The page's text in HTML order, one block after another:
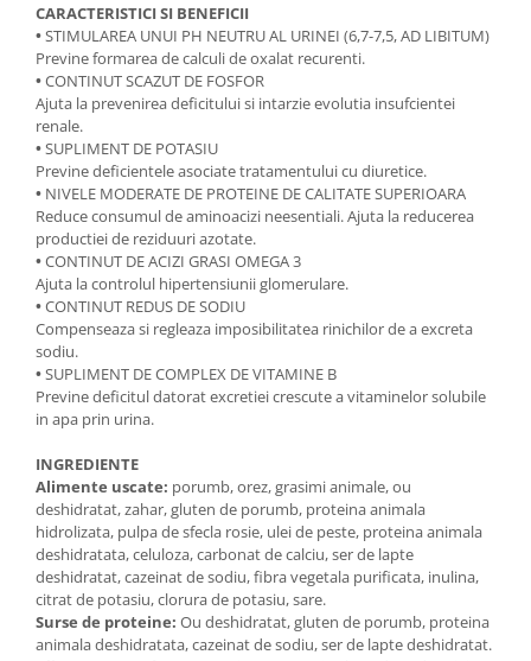
CARACTERISTICI SI BENEFICII
•STIMULAREA UNUI PH NEUTRU AL URINEI (6,7-7,5, AD LIBITUM)
Previne formarea de calculi de oxalat recurenti.
•CONTINUT SCAZUT DE FOSFOR
Ajuta la prevenirea deficitului si intarzie evolutia insufcientei
renale.
•SUPLIMENT DE POTASIU
Previne deficientele asociate tratamentului cu diuretice.
• NIVELE MODERATE DE PROTEINE DE CALITATE SUPERIOARA
Reduce consumul de aminoacizi neesentiali. Ajuta la reducerea
productiei de reziduuri azotate.
•CONTINUT DE ACIZI GRASI OMEGA 3
Ajuta la controlul hipertensiunii glomerulare.
•CONTINUT REDUS DE SODIU
Compenseaza si regleaza imposibilitatea rinichilor de a excreta
sodiu.
•SUPLIMENT DE COMPLEX DE VITAMINE B
Previne deficitul datorat excretiei crescute a vitaminelor solubile
in apa prin urina.
INGREDIENTE
Alimente uscate: porumb, orez, grasimi animale, ou
deshidratat, zahar, gluten de porumb, proteina animala
hidrolizata, pulpa de sfecla rosie, ulei de peste, proteina animala
deshidratata, celuloza, carbonat de calciu, ser de lapte
deshidratat, cazeinat de sodiu, fibra vegetala purificata, inulina,
citrat de potasiu, clorura de potasiu, sare.
Surse de proteine: Ou deshidratat, gluten de porumb, proteina
animala deshidratata, cazeinat de sodiu, ser de lapte deshidratat.